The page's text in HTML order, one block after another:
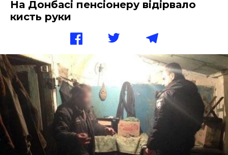
На Донбасі пенсіонеру відірвало
кисть руки